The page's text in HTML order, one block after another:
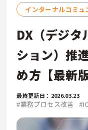
する
インターナルコミュ
DX（デジタ
ション）推
め方【最新版
最終更新日：2026.03.23
#業務プロセス改善